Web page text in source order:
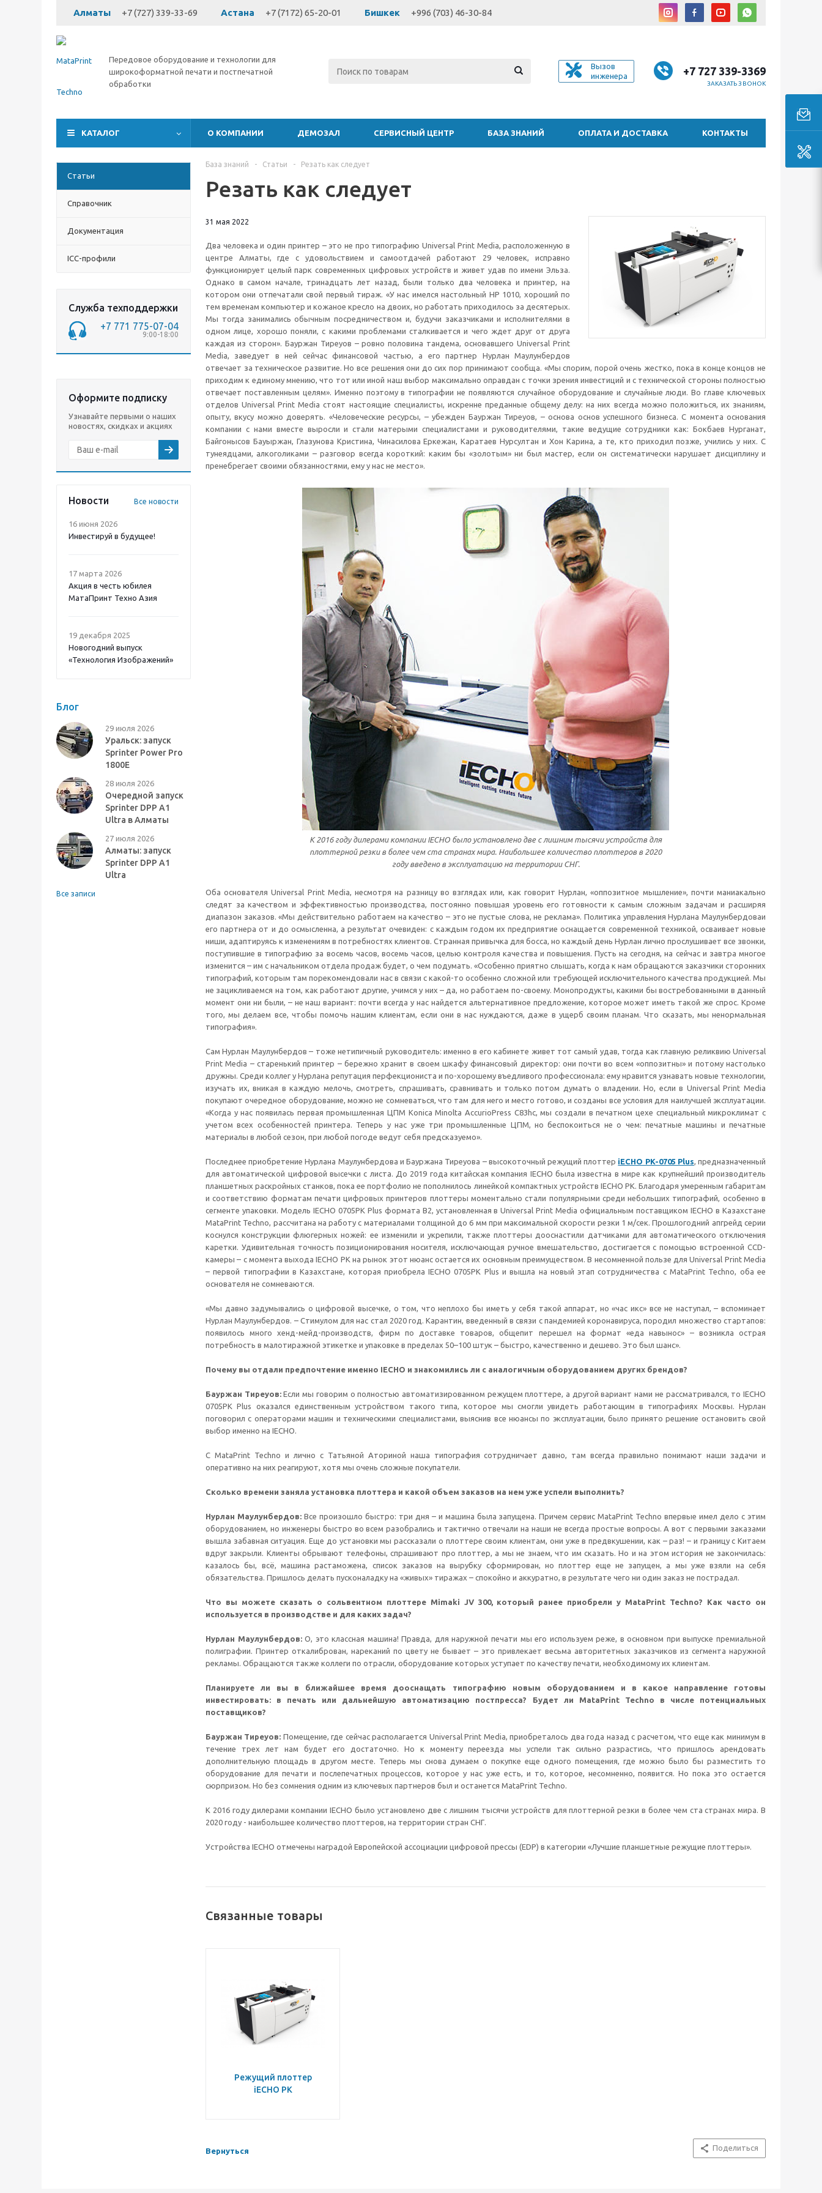
Алматы +7 (727) 339-33-69 Астана +7 (7172) 65-20-01 Бишкек +996 (703) 46-30-84
Передовое оборудование и технологии для
широкоформатной печати и постпечатной
обработки
Вызов
инженера
+7 727 339-3369
ЗАКАЗАТЬ ЗВОНОК
КАТАЛОГ О КОМПАНИИ ДЕМОЗАЛ СЕРВИСНЫЙ ЦЕНТР БАЗА ЗНАНИЙ ОПЛАТА И ДОСТАВКА КОНТАКТЫ
Статьи
Справочник
Документация
ICC-профили
Служба техподдержки
+7 771 775-07-04
9:00-18:00
Оформите подписку
Узнавайте первыми о наших
новостях, скидках и акциях
Новости Все новости
16 июня 2026
Инвестируй в будущее!
17 марта 2026
Акция в честь юбилея
МатаПринт Техно Азия
19 декабря 2025
Новогодний выпуск
«Технология Изображений»
Блог
29 июля 2026
Уральск: запуск
Sprinter Power Pro
1800E
28 июля 2026
Очередной запуск
Sprinter DPP A1
Ultra в Алматы
27 июля 2026
Алматы: запуск
Sprinter DPP A1
Ultra
Все записи
База знаний - Статьи - Резать как следует
Резать как следует
31 мая 2022
Два человека и один принтер – это не про типографию Universal Print Media, расположенную в
центре Алматы, где с удовольствием и самоотдачей работают 29 человек, исправно
функционирует целый парк современных цифровых устройств и живет удав по имени Эльза.
Однако в самом начале, тринадцать лет назад, были только два человека и принтер, на
котором они отпечатали свой первый тираж. «У нас имелся настольный HP 1010, хороший по
тем временам компьютер и кожаное кресло на двоих, но работать приходилось за десятерых.
Мы тогда занимались обычным посредничеством и, будучи заказчиками и исполнителями в
одном лице, хорошо поняли, с какими проблемами сталкивается и чего ждет друг от друга
каждая из сторон». Бауржан Тиреуов – ровно половина тандема, основавшего Universal Print
Media, заведует в ней сейчас финансовой частью, а его партнер Нурлан Маулунбердов
отвечает за техническое развитие. Но все решения они до сих пор принимают сообща. «Мы спорим, порой очень жестко, пока в конце концов не
приходим к единому мнению, что тот или иной наш выбор максимально оправдан с точки зрения инвестиций и с технической стороны полностью
отвечает поставленным целям». Именно поэтому в типографии не появляются случайное оборудование и случайные люди. Во главе ключевых
отделов Universal Print Media стоят настоящие специалисты, искренне преданные общему делу: на них всегда можно положиться, их знаниям,
опыту, вкусу можно доверять. «Человеческие ресурсы, – убежден Бауржан Тиреуов, – основа основ успешного бизнеса. С момента основания
компании с нами вместе выросли и стали матерыми специалистами и руководителями, такие ведущие сотрудники как: Бокбаев Нурганат,
Байгонысов Бауыржан, Глазунова Кристина, Чинасилова Еркежан, Каратаев Нурсултан и Хон Карина, а те, кто приходил позже, учились у них. С
тунеядцами, алкоголиками – разговор всегда короткий: каким бы «золотым» ни был мастер, если он систематически нарушает дисциплину и
пренебрегает своими обязанностями, ему у нас не место».
К 2016 году дилерами компании IECHO было установлено две с лишним тысячи устройств для
плоттерной резки в более чем ста странах мира. Наибольшее количество плоттеров в 2020
году введено в эксплуатацию на территории СНГ.
Оба основателя Universal Print Media, несмотря на разницу во взглядах или, как говорит Нурлан, «оппозитное мышление», почти маниакально
следят за качеством и эффективностью производства, постоянно повышая уровень его готовности к самым сложным задачам и расширяя
диапазон заказов. «Мы действительно работаем на качество – это не пустые слова, не реклама». Политика управления Нурлана Маулунбердоваи
его партнера от и до осмысленна, а результат очевиден: с каждым годом их предприятие оснащается современной техникой, осваивает новые
ниши, адаптируясь к изменениям в потребностях клиентов. Странная привычка для босса, но каждый день Нурлан лично прослушивает все звонки,
поступившие в типографию за восемь часов, восемь часов, целью контроля качества и повышения. Пусть на сегодня, на сейчас и завтра многое
изменится – им с начальником отдела продаж будет, о чем подумать. «Особенно приятно слышать, когда к нам обращаются заказчики сторонних
типографий, которым там порекомендовали нас в связи с какой-то особенно сложной или требующей исключительного качества продукцией. Мы
не зацикливаемся на том, как работают другие, учимся у них – да, но работаем по-своему. Монопродукты, какими бы востребованными в данный
момент они ни были, – не наш вариант: почти всегда у нас найдется альтернативное предложение, которое может иметь такой же спрос. Кроме
того, мы делаем все, чтобы помочь нашим клиентам, если они в нас нуждаются, даже в ущерб своим планам. Что сказать, мы ненормальная
типография».
Сам Нурлан Маулунбердов – тоже нетипичный руководитель: именно в его кабинете живет тот самый удав, тогда как главную реликвию Universal
Print Media – старенький принтер – бережно хранит в своем шкафу финансовый директор: они почти во всем «оппозитны» и потому настолько
дружны. Среди коллег у Нурлана репутация перфекциониста и по-хорошему въедливого профессионала: ему нравится узнавать новые технологии,
изучать их, вникая в каждую мелочь, смотреть, спрашивать, сравнивать и только потом думать о владении. Но, если в Universal Print Media
покупают очередное оборудование, можно не сомневаться, что там для него и место готово, и созданы все условия для наилучшей эксплуатации.
«Когда у нас появилась первая промышленная ЦПМ Konica Minolta AccurioPress C83hc, мы создали в печатном цехе специальный микроклимат с
учетом всех особенностей принтера. Теперь у нас уже три промышленные ЦПМ, но беспокоиться не о чем: печатные машины и печатные
материалы в любой сезон, при любой погоде ведут себя предсказуемо».
Последнее приобретение Нурлана Маулунбердова и Бауржана Тиреуова – высокоточный режущий плоттер iECHO PK-0705 Plus, предназначенный
для автоматической цифровой высечки с листа. До 2019 года китайская компания IECHO была известна в мире как крупнейший производитель
планшетных раскройных станков, пока ее портфолио не пополнилось линейкой компактных устройств IECHO PK. Благодаря умеренным габаритам
и соответствию форматам печати цифровых принтеров плоттеры моментально стали популярными среди небольших типографий, особенно в
сегменте упаковки. Модель IECHO 0705PK Plus формата В2, установленная в Universal Print Media официальным поставщиком IECHO в Казахстане
MataPrint Techno, рассчитана на работу с материалами толщиной до 6 мм при максимальной скорости резки 1 м/сек. Прошлогодний апгрейд серии
коснулся конструкции флюгерных ножей: ее изменили и укрепили, также плоттеры дооснастили датчиками для автоматического отключения
каретки. Удивительная точность позиционирования носителя, исключающая ручное вмешательство, достигается с помощью встроенной CCD-
камеры – с момента выхода IECHO PK на рынок этот нюанс остается их основным преимуществом. В несомненной пользе для Universal Print Media
– первой типографии в Казахстане, которая приобрела IECHO 0705PK Plus и вышла на новый этап сотрудничества с MataPrint Techno, оба ее
основателя не сомневаются.
«Мы давно задумывались о цифровой высечке, о том, что неплохо бы иметь у себя такой аппарат, но «час икс» все не наступал, – вспоминает
Нурлан Маулунбердов. – Стимулом для нас стал 2020 год. Карантин, введенный в связи с пандемией коронавируса, породил множество стартапов:
появилось много хенд-мейд-производств, фирм по доставке товаров, общепит перешел на формат «еда навынос» – возникла острая
потребность в малотиражной этикетке и упаковке в пределах 50–100 штук – быстро, качественно и дешево. Это был шанс».
Почему вы отдали предпочтение именно IECHO и знакомились ли с аналогичным оборудованием других брендов?
Бауржан Тиреуов:Если мы говорим о полностью автоматизированном режущем плоттере, а другой вариант нами не рассматривался, то IECHO
0705PK Plus оказался единственным устройством такого типа, которое мы смогли увидеть работающим в типографиях Москвы. Нурлан
поговорил с операторами машин и техническими специалистами, выяснив все нюансы по эксплуатации, было принято решение остановить свой
выбор именно на IECHO.
С MataPrint Techno и лично с Татьяной Аториной наша типография сотрудничает давно, там всегда правильно понимают наши задачи и
оперативно на них реагируют, хотя мы очень сложные покупатели.
Сколько времени заняла установка плоттера и какой объем заказов на нем уже успели выполнить?
Нурлан Маулунбердов:Все произошло быстро: три дня – и машина была запущена. Причем сервис MataPrint Techno впервые имел дело с этим
оборудованием, но инженеры быстро во всем разобрались и тактично отвечали на наши не всегда простые вопросы. А вот с первыми заказами
вышла забавная ситуация. Еще до установки мы рассказали о плоттере своим клиентам, они уже в предвкушении, как – раз! – и границу с Китаем
вдруг закрыли. Клиенты обрывают телефоны, спрашивают про плоттер, а мы не знаем, что им сказать. Но и на этом история не закончилась:
казалось бы, всё, машина растаможена, список заказов на вырубку сформирован, но плоттер еще не запущен, а мы уже взяли на себя
обязательства. Пришлось делать пусконаладку на «живых» тиражах – спокойно и аккуратно, в результате чего ни один заказ не пострадал.
Что вы можете сказать о сольвентном плоттере Mimaki JV 300, который ранее приобрели у MataPrint Techno? Как часто он
используется в производстве и для каких задач?
Нурлан Маулунбердов:О, это классная машина! Правда, для наружной печати мы его используем реже, в основном при выпуске премиальной
полиграфии. Принтер откалиброван, нареканий по цвету не бывает – это привлекает весьма авторитетных заказчиков из сегмента наружной
рекламы. Обращаются также коллеги по отрасли, оборудование которых уступает по качеству печати, необходимому их клиентам.
Планируете ли вы в ближайшее время дооснащать типографию новым оборудованием и в какое направление готовы
инвестировать: в печать или дальнейшую автоматизацию постпресса? Будет ли MataPrint Techno в числе потенциальных
поставщиков?
Бауржан Тиреуов: Помещение, где сейчас располагается Universal Print Media, приобреталось два года назад с расчетом, что еще как минимум в
течение трех лет нам будет его достаточно. Но к моменту переезда мы успели так сильно разрастись, что пришлось арендовать
дополнительную площадь в другом месте. Теперь мы снова думаем о покупке еще одного помещения, где можно было бы разместить то
оборудование для печати и послепечатных процессов, которое у нас уже есть, и то, которое, несомненно, появится. Но пока это остается
сюрпризом. Но без сомнения одним из ключевых партнеров был и останется MataPrint Techno.
К 2016 году дилерами компании IECHO было установлено две с лишним тысячи устройств для плоттерной резки в более чем ста странах мира. В
2020 году - наибольшее количество плоттеров, на территории стран СНГ.
Устройства IECHO отмечены наградой Европейской ассоциации цифровой прессы (EDP) в категории «Лучшие планшетные режущие плоттеры».
Связанные товары
Режущий плоттер
iECHO PK
Вернуться Поделиться